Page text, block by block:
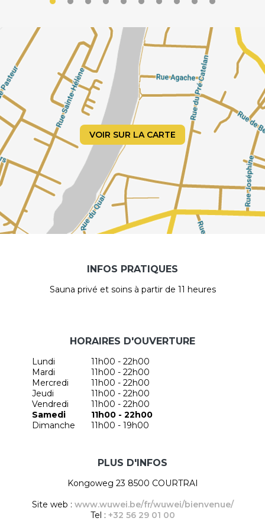
et délicieuses sont à votre disposition pendant toute la
journée. Si vous préférez déjeuner en tenue de ville ou que
vous souhaitiez prolonger votre moment bien-être par des
plaisirs gourmands, notre restaurant vous accueillera.
Calme et atmosphère
Dans notre hôtel quatre étoiles, nous avons sciemment
limité le nombre de chambres à quatorze. Le mélange de
l’ancien bâtiment industriel et de l’architecture lumineuse
et introvertie apporte de l’ouverture, de la lumière, un esprit
nature et une sensation de paix.
Chez Wu Wei – mais aussi à Courtrai – beaucoup
d’expériences vous attendent. C’est la raison pour laquelle
nous avons développé un certain nombre de formules
weekend et court séjour en semaine.
VOIR SUR LA CARTE
INFOS PRATIQUES
Sauna privé et soins à partir de 11 heures
HORAIRES D'OUVERTURE
Lundi
11h00 - 22h00
Mardi
11h00 - 22h00
Mercredi
11h00 - 22h00
Jeudi
11h00 - 22h00
Vendredi
11h00 - 22h00
Samedi
11h00 - 22h00
Dimanche
11h00 - 19h00
PLUS D'INFOS
Kongoweg 23 8500 COURTRAI
Site web : www.wuwei.be/fr/wuwei/bienvenue/
Tel : +32 56 29 01 00